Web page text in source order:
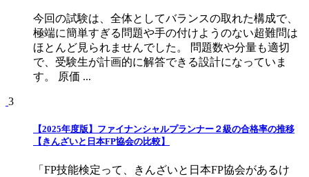
今回の試験は、全体としてバランスの取れた構成で、
極端に簡単すぎる問題や手の付けようのない超難問は
ほとんど見られませんでした。 問題数や分量も適切
で、受験生が計画的に解答できる設計になっていま
す。 原価 ...
3
【2025年度版】ファイナンシャルプランナー２級の合格率の推移
【きんざいと日本FP協会の比較】
「FP技能検定って、きんざいと日本FP協会があるけ